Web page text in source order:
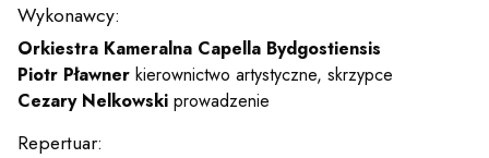
Wykonawcy:
Orkiestra Kameralna Capella Bydgostiensis
Piotr Pławner kierownictwo artystyczne, skrzypce
Cezary Nelkowski prowadzenie
Repertuar: